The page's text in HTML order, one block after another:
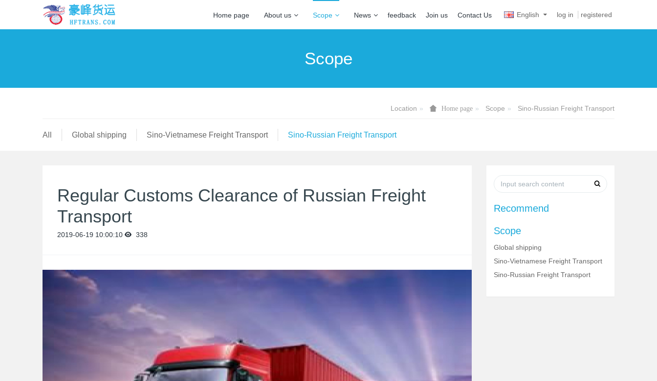
log in registered
English
Home page About us Scope News feedback Join us Contact Us
Scope
Location Home page Scope Sino-Russian Freight Transport
All Global shipping Sino-Vietnamese Freight Transport Sino-Russian Freight Transport
Regular Customs Clearance of Russian Freight
Transport
2019-06-19 10:00:10 338
Recommend
Scope
Global shipping
Sino-Vietnamese Freight Transport
Sino-Russian Freight Transport